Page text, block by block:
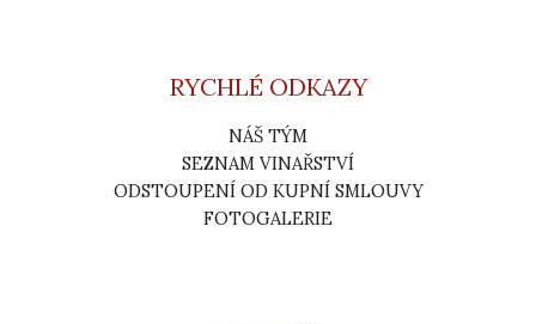
RYCHLÉ ODKAZY
NÁŠ TÝM
SEZNAM VINAŘSTVÍ
ODSTOUPENÍ OD KUPNÍ SMLOUVY
FOTOGALERIE